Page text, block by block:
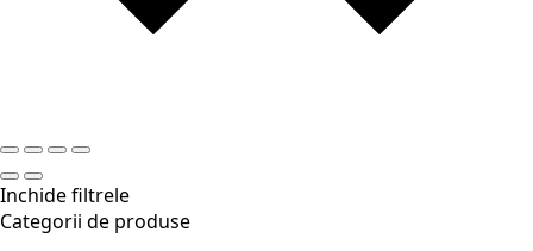
Inchide filtrele
Categorii de produse